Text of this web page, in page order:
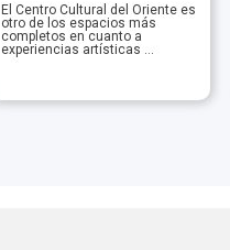
El Centro Cultural del Oriente es
otro de los espacios más
completos en cuanto a
experiencias artísticas ...